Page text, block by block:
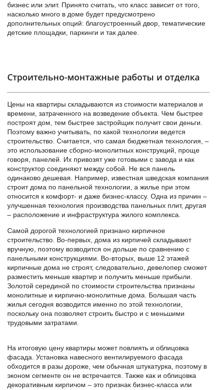
бизнес или элит. Принято считать, что класс зависит от того,
насколько много в доме будет предусмотрено
дополнительных опций: благоустроенный двор, тематические
детские площадки, паркинги и так далее.
Строительно-монтажные работы и отделка
Цены на квартиры складываются из стоимости материалов и
времени, затраченного на возведение объекта. Чем быстрее
построят дом, тем быстрее застройщик получит свои деньги.
Поэтому важно учитывать, по какой технологии ведется
строительство. Считается, что самая бюджетная технология, –
это использование сборно-монолитных конструкций, проще
говоря, панелей. Их привозят уже готовыми с завода и как
конструктор соединяют между собой. Не вся панель
одинаково дешевая. Например, известная шведская компания
строит дома по панельной технологии, а жилье при этом
относится к комфорт- и даже бизнес-классу. Одна из причин –
улучшенная технология производства панельных плит, другая
– расположение и инфраструктура жилого комплекса.
Самой дорогой технологией признано кирпичное
строительство. Во-первых, дома из кирпичей складывают
вручную, поэтому возводится он дольше по сравнению с
панельными конструкциями. Во-вторых, выше 12 этажей
кирпичные дома не строят, следовательно, девелопер сможет
разместить меньше квартир и получить меньше прибыли.
Золотой серединой по стоимости строительства признаны
монолитные и кирпично-монолитные дома. Большая часть
жилья сегодня возводится именно по этой технологии,
поскольку она позволяет строить быстро и с меньшими
трудовыми затратами.
На итоговую цену квартиры может повлиять и облицовка
фасада. Установка навесного вентилируемого фасада
обходится в разы дороже, чем обычная штукатурка, поэтому в
эконом сегменте он не встречается. Также как и облицовка
декоративным кирпичом – это признак бизнес-класса или